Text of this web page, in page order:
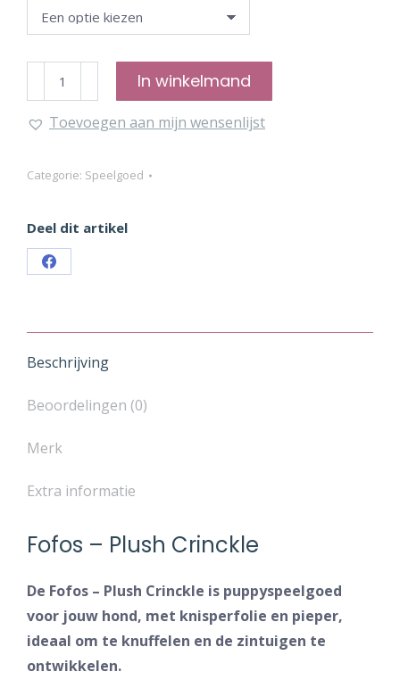
Fofos
-
Plush
aantal
In winkelmand
Toevoegen aan mijn wensenlijst
Categorie: Speelgoed
Deel dit artikel
Share
Facebook
Beschrijving
Beoordelingen (0)
Merk
Extra informatie
Fofos – Plush Crinckle
De Fofos – Plush Crinckle is puppyspeelgoed
voor jouw hond, met knisperfolie en pieper,
ideaal om te knuffelen en de zintuigen te
ontwikkelen.